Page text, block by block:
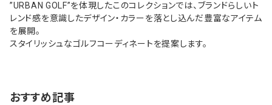
”URBAN GOLF”を体現したこのコレクションでは、ブランドらしいト
レンド感を意識したデザイン・カラーを落とし込んだ豊富なアイテム
を展開。
スタイリッシュなゴルフコーディネートを提案します。
おすすめ記事